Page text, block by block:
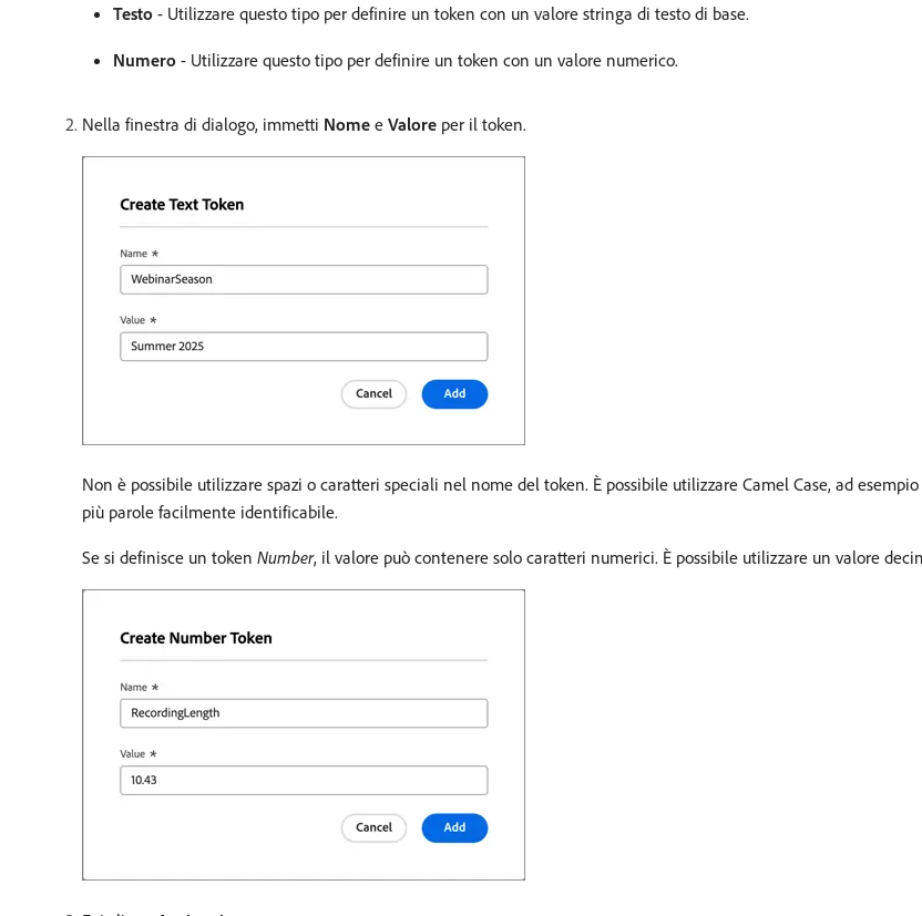
Testo - Utilizzare questo tipo per definire un token con un valore stringa di testo di base.
Numero - Utilizzare questo tipo per definire un token con un valore numerico.
Nella finestra di dialogo, immetti Nome e Valore per il token.
Non è possibile utilizzare spazi o caratteri speciali nel nome del token. È possibile utilizzare Camel Case, ad esempio
più parole facilmente identificabile.
Se si definisce un token Number, il valore può contenere solo caratteri numerici. È possibile utilizzare un valore